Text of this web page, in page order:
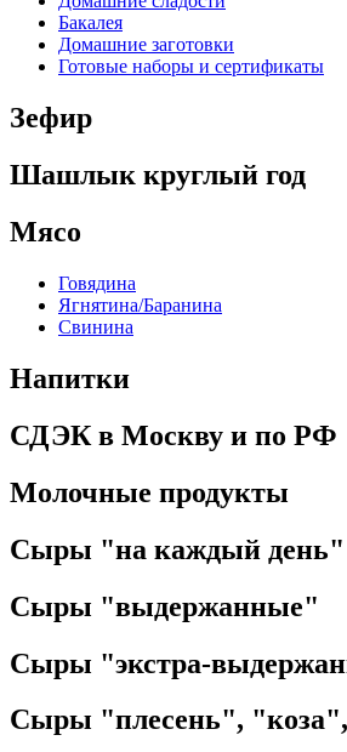
Бакалея
Домашние заготовки
Готовые наборы и сертификаты
Зефир
Шашлык круглый год
Мясо
Говядина
Ягнятина/Баранина
Свинина
Напитки
СДЭК в Москву и по РФ
Молочные продукты
Сыры "на каждый день"
Сыры "выдержанные"
Сыры "экстра-
Сыры "плесень",